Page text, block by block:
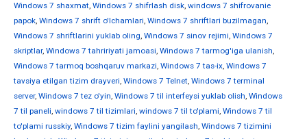
Windows 7 shaxmat, Windows 7 shifrlash disk, windows 7 shifrovanie
papok, Windows 7 shrift o'lchamlari, Windows 7 shriftlari buzilmagan,
Windows 7 shriftlarini yuklab oling, Windows 7 sinov rejimi, Windows 7
skriptlar, Windows 7 tahririyati jamoasi, Windows 7 tarmog'iga ulanish,
Windows 7 tarmoq boshqaruv markazi, Windows 7 tas-ix, Windows 7
tavsiya etilgan tizim drayveri, Windows 7 Telnet, Windows 7 terminal
server, Windows 7 tez o'yin, Windows 7 til interfeysi yuklab olish, Windows
7 til paneli, windows 7 til tizimlari, windows 7 til to'plami, Windows 7 til
to'plami russkiy, Windows 7 tizim faylini yangilash, Windows 7 tizimini